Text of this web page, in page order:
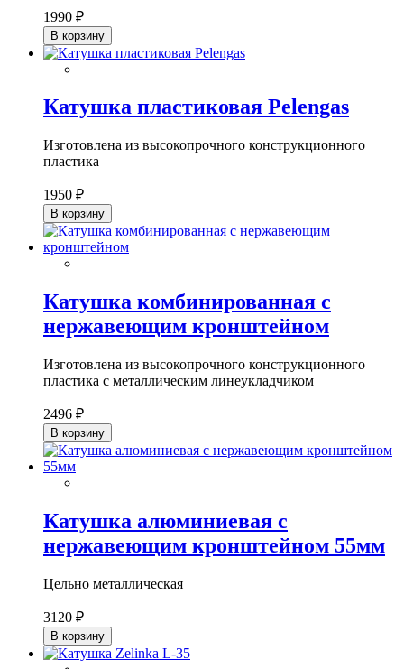
1990 ₽
В корзину
Катушка пластиковая Pelengas
Изготовлена из высокопрочного конструкционного
пластика
1950 ₽
В корзину
Катушка комбинированная с
нержавеющим кронштейном
Изготовлена из высокопрочного конструкционного
пластика с металлическим линеукладчиком
2496 ₽
В корзину
Катушка алюминиевая с
нержавеющим кронштейном 55мм
Цельно металлическая
3120 ₽
В корзину